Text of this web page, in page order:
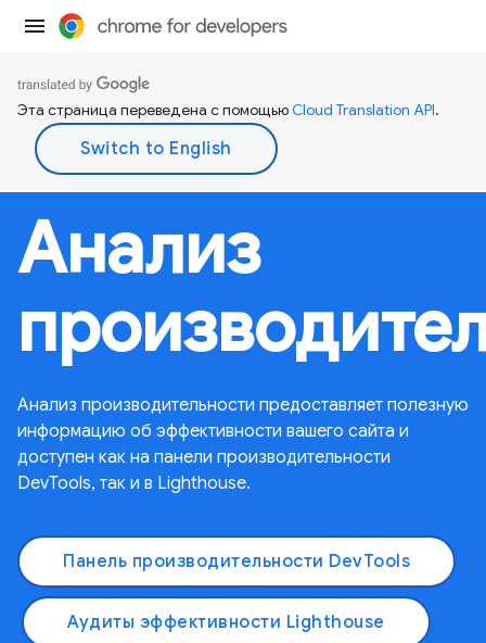
Эта страница переведена с помощьюCloud Translation API.
Анализ
Анализ производительности предоставляет полезную
информацию об эффективности вашего сайта и
доступен как на панели производительности
DevTools, так и в Lighthouse.
Панель производительности DevTools
Аудиты эффективности Lighthouse